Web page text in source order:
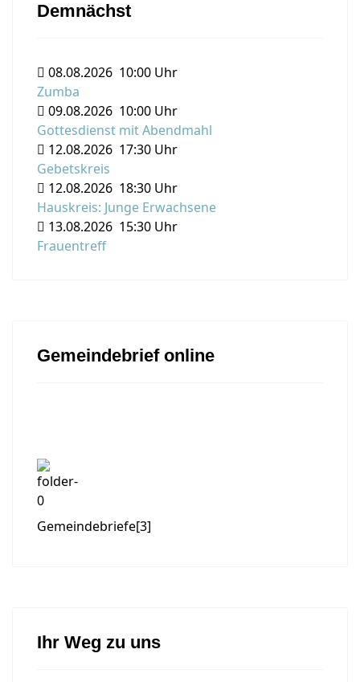
Demnächst
08.08.2026 10:00 Uhr
Zumba
09.08.2026 10:00 Uhr
Gottesdienst mit Abendmahl
12.08.2026 17:30 Uhr
Gebetskreis
12.08.2026 18:30 Uhr
Hauskreis: Junge Erwachsene
13.08.2026 15:30 Uhr
Frauentreff
Gemeindebrief online
Gemeindebriefe[3]
Ihr Weg zu uns